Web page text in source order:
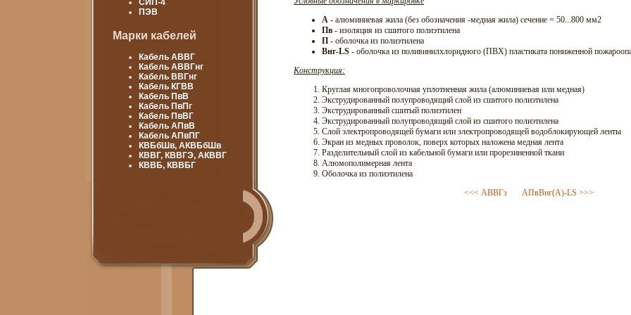
СИП-4
ПЭВ
Марки кабелей
Кабель АВВГ
Кабель АВВГнг
Кабель ВВГнг
Кабель КГВВ
Кабель ПвВ
Кабель ПвПг
Кабель ПвВГ
Кабель АПвВ
Кабель АПвПГ
КВБбШв, АКВБбШв
КВВГ, КВВГЭ, АКВВГ
КВВБ, КВВБГ
А - алюминиевая жила (без обозначения -медная жила) сечение = 50...800 мм2
Пв - изоляция из сшитого полиэтилена
П - оболочка из полиэтилена
Внг-LS - оболочка из поливинилхлоридного (ПВХ) пластиката пониженной
Конструкция:
Круглая многопроволочная уплотненная жила (алюминиевая или медная)
Экструдированный полупроводящий слой из сшитого полиэтилена
Экструдированный сшитый полиэтилен
Экструдированный полупроводящий слой из сшитого полиэтилена
Слой электропроводящей бумаги или электропроводящей водоблокирующей ленты
Экран из медных проволок, поверх которых наложена медная лента
Разделительный слой из кабельной бумаги или прорезиненной ткани
Алюмополимерная лента
Оболочка из полиэтилена
<<< АВВГз
АПвВнг(А)-LS >>>